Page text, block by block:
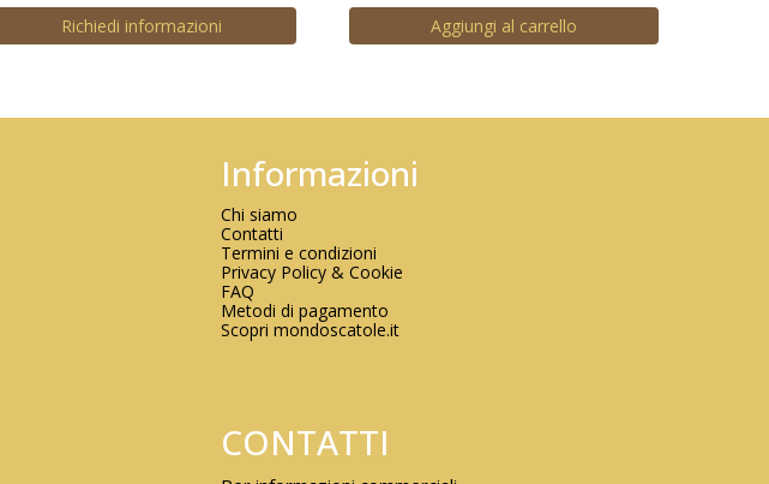
Richiedi informazioni Aggiungi al carrello
Informazioni
Chi siamo
Contatti
Termini e condizioni
Privacy Policy & Cookie
FAQ
Metodi di pagamento
Scopri mondoscatole.it
CONTATTI